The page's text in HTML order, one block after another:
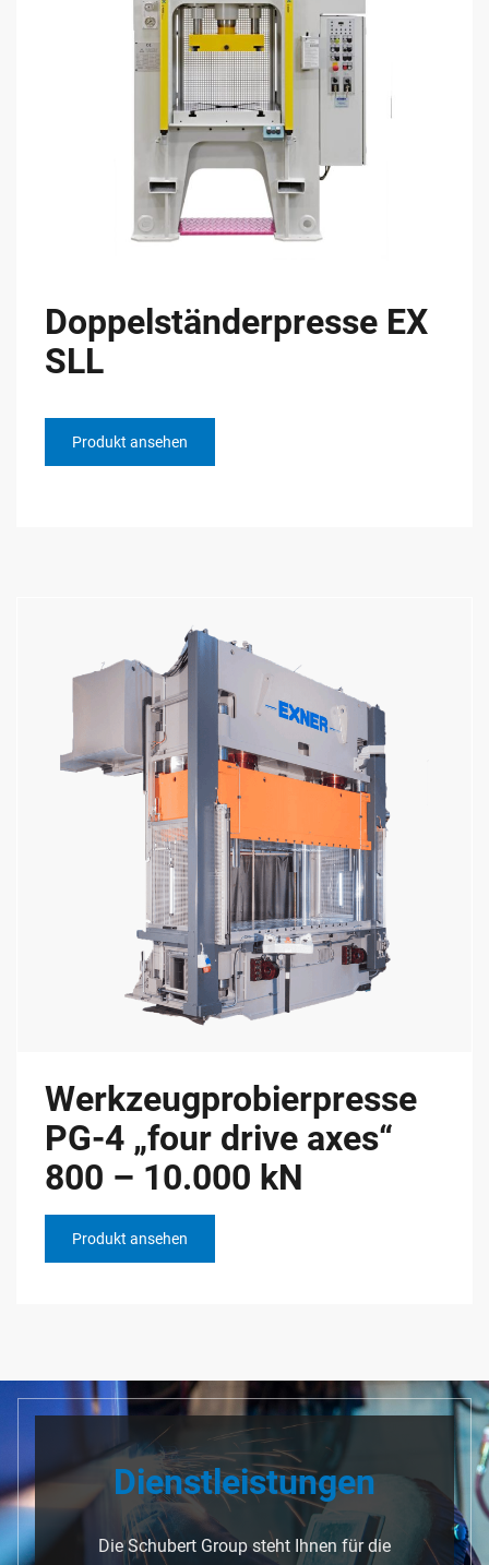
Doppelständerpresse EX
SLL
Produkt ansehen
Werkzeugprobierpresse
PG-4 „four drive axes“
800 – 10.000 kN
Produkt ansehen
Dienstleistungen
Die Schubert Group steht Ihnen für die